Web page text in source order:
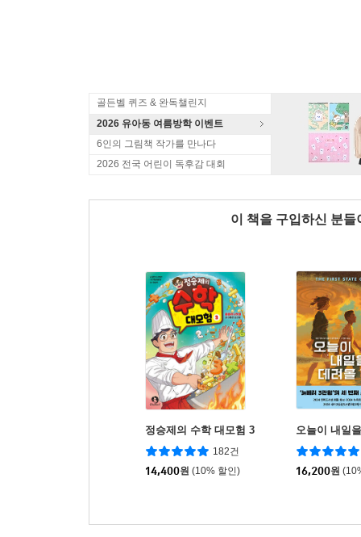
골든벨 퀴즈 & 완독챌린지
2026 유아동 여름방학 이벤트
6인의 그림책 작가를 만나다
2026 전국 어린이 독후감 대회
이 책을 구입하신 분
정승제의 수학 대모험 3
182건
14,400원 (10% 할인)
오늘이 내일
16,200원